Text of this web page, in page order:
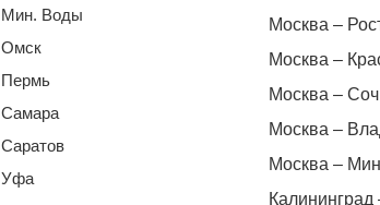
Мин. Воды
Омск
Пермь
Самара
Саратов
Уфа
Москва –
Москва –
Москва –
Москва –
Москва –
Калининград